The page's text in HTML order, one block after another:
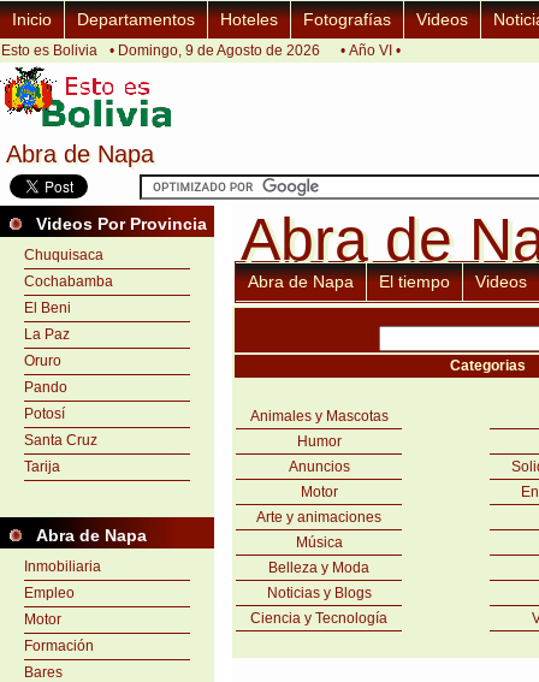
Abra de Napa
Abra de Napa
Inicio Departamentos Hoteles Fotografías Videos
Esto es Bolivia • Domingo, 9 de Agosto de 2026 • Año VI •
Videos Por Provincia
Chuquisaca
Cochabamba
El Beni
La Paz
Oruro
Pando
Potosí
Santa Cruz
Tarija
Abra de Napa
Inmobiliaria
Empleo
Motor
Formación
Bares
Abra de
Abra de
Abra de Napa El tiempo Videos
Categorias
Animales y Mascotas
Humor
Anuncios
Motor
Arte y animaciones
Música
Belleza y Moda
Noticias y Blogs
Ciencia y Tecnología